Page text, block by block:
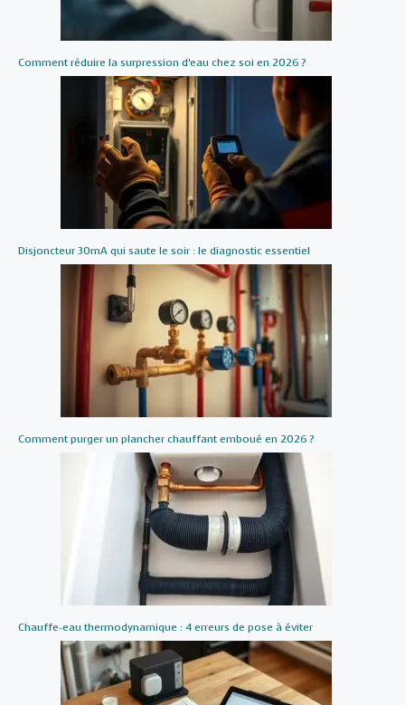
Comment réduire la surpression d’eau chez soi en 2026 ?
Disjoncteur 30mA qui saute le soir : le diagnostic essentiel
Comment purger un plancher chauffant emboué en 2026 ?
Chauffe-eau thermodynamique : 4 erreurs de pose à éviter